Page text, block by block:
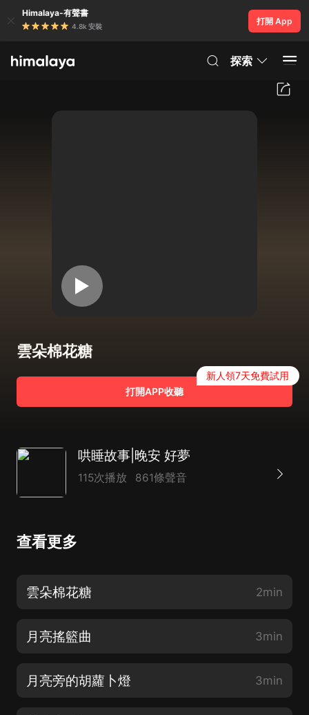
Himalaya-有聲書
4.8k 安裝
打開 App
探索
雲朵棉花糖
打開APP收聽
新人領7天免費試用
哄睡故事|晚安 好夢
115次播放 861條聲音
查看更多
雲朵棉花糖 2min
月亮搖籃曲 3min
月亮旁的胡蘿卜燈 3min